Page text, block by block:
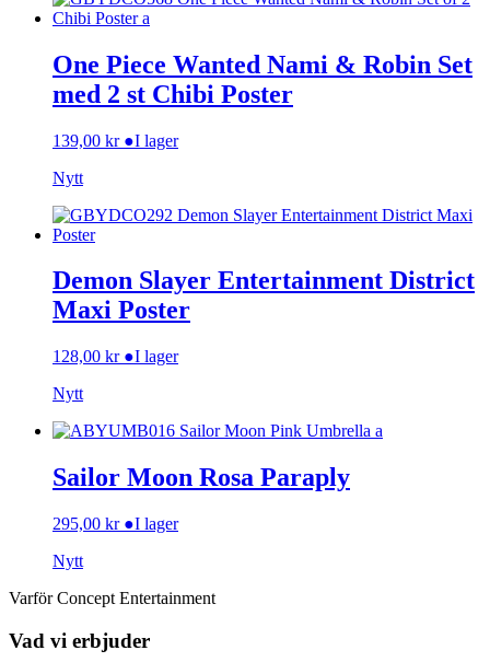
One Piece Wanted Nami & Robin Set
med 2 st Chibi Poster
139,00 kr ●I lager
Nytt
Demon Slayer Entertainment District
Maxi Poster
128,00 kr ●I lager
Nytt
Sailor Moon Rosa Paraply
295,00 kr ●I lager
Nytt
Varför Concept Entertainment
Vad vi erbjuder